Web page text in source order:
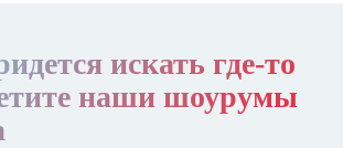
искать где-то
наши шоурумы